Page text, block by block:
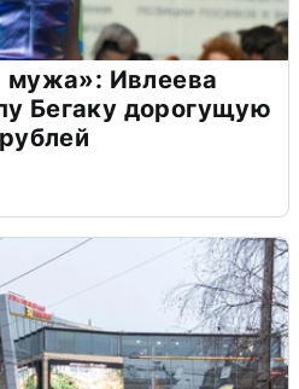
мужа»: Ивлеева
Бегаку дорогущую